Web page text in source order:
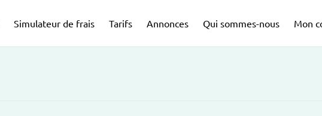
Simulateur de frais Tarifs Annonces Qui sommes-nous Mon